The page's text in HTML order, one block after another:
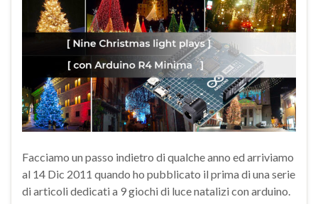
Facciamo un passo indietro di qualche anno ed arriviamo
al 14 Dic 2011 quando ho pubblicato il prima di una serie
di articoli dedicati a 9 giochi di luce natalizi con arduino.